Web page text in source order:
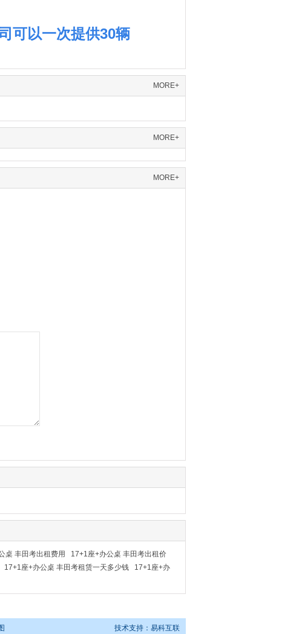
可以一次提供30辆
MORE+
MORE+
MORE+
桌 丰田考出租费用
17+1座+办公桌 丰田考出租价
17+1座+办公桌 丰田考租赁一天多少钱
17+1座+办
技术支持： 易科互联